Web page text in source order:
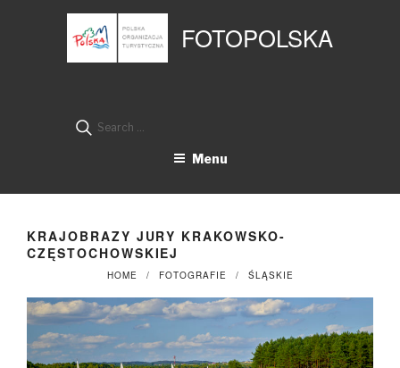
FOTOPOLSKA
Search
Menu
KRAJOBRAZY JURY KRAKOWSKO-
CZĘSTOCHOWSKIEJ
HOME FOTOGRAFIE ŚLĄSKIE
Panel zarządzania plikami cookies